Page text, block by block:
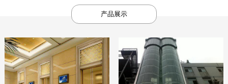
产品展示